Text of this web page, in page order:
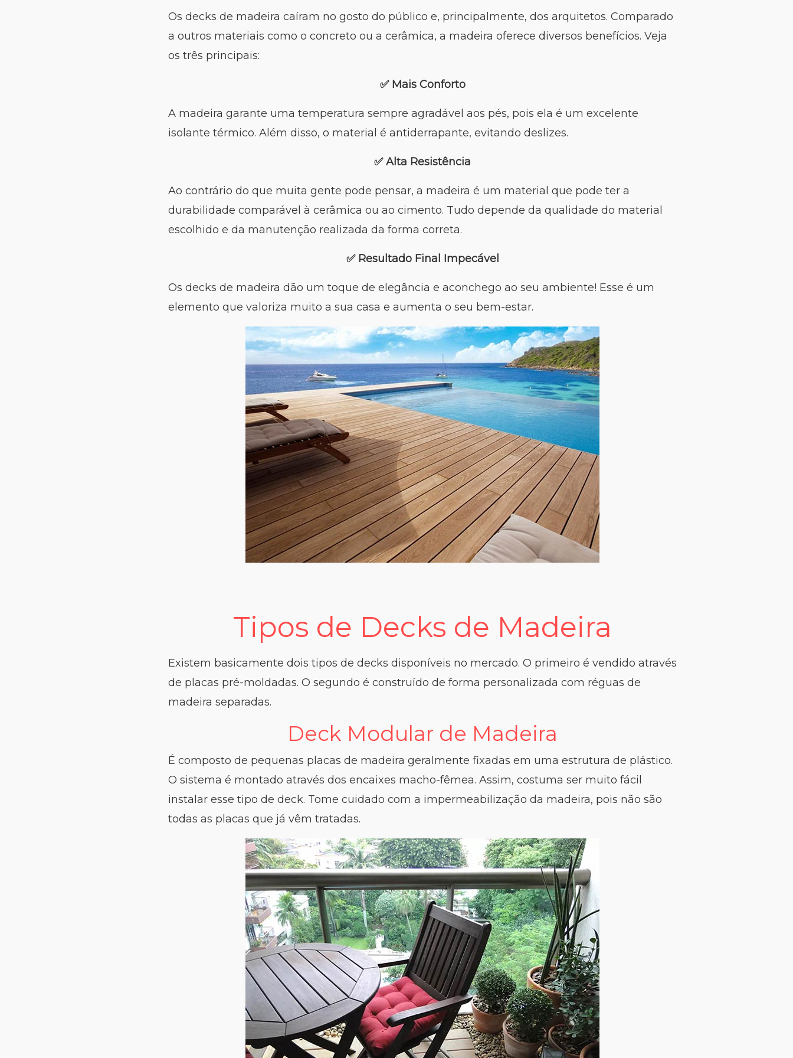
Os decks de madeira caíram no gosto do público e, principalmente, dos arquitetos. Comparado
a outros materiais como o concreto ou a cerâmica, a madeira oferece diversos benefícios. Veja
os três principais:
✅ Mais Conforto
A madeira garante uma temperatura sempre agradável aos pés, pois ela é um excelente
isolante térmico. Além disso, o material é antiderrapante, evitando deslizes.
✅ Alta Resistência
Ao contrário do que muita gente pode pensar, a madeira é um material que pode ter a
durabilidade comparável à cerâmica ou ao cimento. Tudo depende da qualidade do material
escolhido e da manutenção realizada da forma correta.
✅ Resultado Final Impecável
Os decks de madeira dão um toque de elegância e aconchego ao seu ambiente! Esse é um
elemento que valoriza muito a sua casa e aumenta o seu bem-estar.
Tipos de Decks de Madeira
Existem basicamente dois tipos de decks disponíveis no mercado. O primeiro é vendido através
de placas pré-moldadas. O segundo é construído de forma personalizada com réguas de
madeira separadas.
Deck Modular de Madeira
É composto de pequenas placas de madeira geralmente fixadas em uma estrutura de plástico.
O sistema é montado através dos encaixes macho-fêmea. Assim, costuma ser muito fácil
instalar esse tipo de deck. Tome cuidado com a impermeabilização da madeira, pois não são
todas as placas que já vêm tratadas.